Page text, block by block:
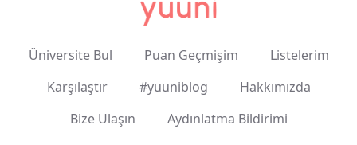
Üniversite Bul Puan Geçmişim
Listelerim
Karşılaştır
#yuuniblog
Hakkımızda
Bize Ulaşın
Aydınlatma Bildirimi